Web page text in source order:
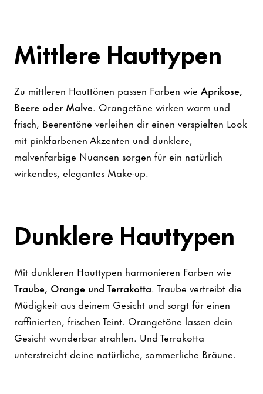
Mittlere Hauttypen
Zu mittleren Hauttönen passen Farben wie Aprikose,
Beere oder Malve. Orangetöne wirken warm und
frisch, Beerentöne verleihen dir einen verspielten Look
mit pinkfarbenen Akzenten und dunklere,
malvenfarbige Nuancen sorgen für ein natürlich
wirkendes, elegantes Make-up.
Dunklere Hauttypen
Mit dunkleren Hauttypen harmonieren Farben wie
Traube, Orange und Terrakotta. Traube vertreibt die
Müdigkeit aus deinem Gesicht und sorgt für einen
raffinierten, frischen Teint. Orangetöne lassen dein
Gesicht wunderbar strahlen. Und Terrakotta
unterstreicht deine natürliche, sommerliche Bräune.